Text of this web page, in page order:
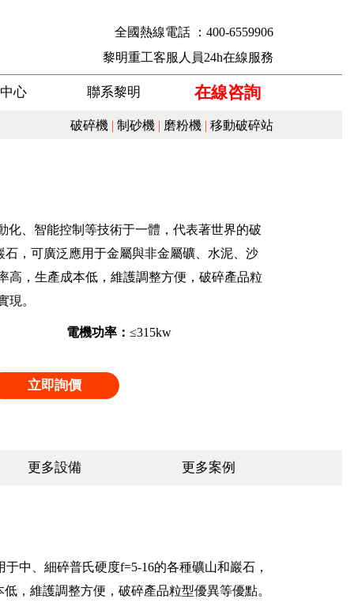
全國熱線電話 ：400-6559906
黎明重工客服人員24h在線服務
心 聯系黎明 在線咨詢
破碎機 | 制砂機 | 磨粉機 | 移動破碎站
化、智能控制等技術于一體，代表著世界的破
，可廣泛應用于金屬與非金屬礦、水泥、沙
高，生產成本低，維護調整方便，破碎產品粒
現。
電機功率： ≤315kw
立即詢價
更多設備 更多案例
中、細碎普氏硬度f=5-16的各種礦山和巖石，
，維護調整方便，破碎產品粒型優異等優點。